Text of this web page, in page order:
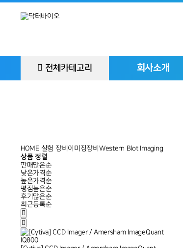
전체카테고리 회사소개
HOME 실험 장비 이미징장비 Western Blot Imaging
상품 정렬
판매많은순
낮은가격순
높은가격순
평점높은순
후기많은순
최근등록순